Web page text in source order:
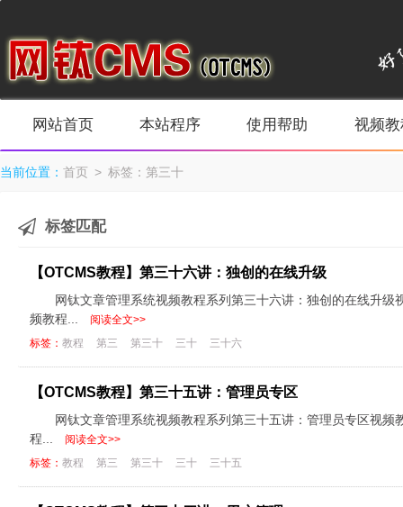
网站首页 本站程序 使用帮助 视频
当前位置： 首页 > 标签：第三十
标签匹配
【OTCMS教程】第三十六讲：独创的在线升级
网钛文章管理系统视频教程系列第三十六讲：独创的在线升
频教程...
阅读全文>>
标签： 教程 第三 第三十 三十 三十六
【OTCMS教程】第三十五讲：管理员专区
网钛文章管理系统视频教程系列第三十五讲：管理员专区视
程...
阅读全文>>
标签： 教程 第三 第三十 三十 三十五